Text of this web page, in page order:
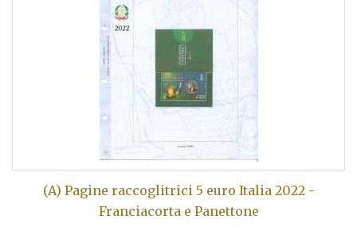
(A) Pagine raccoglitrici 5 euro Italia 2022 -
Franciacorta e Panettone